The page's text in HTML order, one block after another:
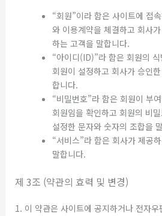
“회원”이라 함은 사이트에 접
와 이용계약을 체결하고 회사
하는 고객을 말합니다.
“아이디(ID)”라 함은 회원의
회원이 설정하고 회사가 승인
합니다.
“비밀번호”라 함은 회원이 부
회원임을 확인하고 회원의 비
설정한 문자와 숫자의 조합을
“서비스”라 함은 회사가 제공
말합니다.
제 3조 (약관의 효력 및 변경)
1. 이 약관은 사이트에 공지하거나 전자